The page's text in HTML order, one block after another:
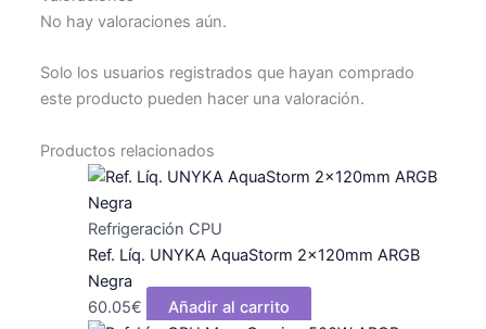
No hay valoraciones aún.
Solo los usuarios registrados que hayan comprado
este producto pueden hacer una valoración.
Productos relacionados
Refrigeración CPU
Ref. Líq. UNYKA AquaStorm 2x120mm ARGB
Negra
60.05€ Añadir al carrito